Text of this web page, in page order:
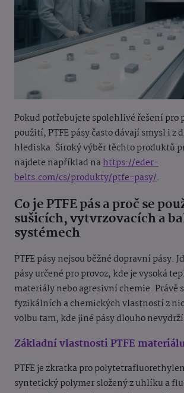
Pokud potřebujete spolehlivé řešení pro
použití, PTFE pásy často dávají smysl i z
hlediska. Široký výběr těchto produktů
najdete například nahttps://eder-
belts.com/cs/produkty/ptfe-pasy/.
Co je PTFE pás a proč se
sušicích, vytvrzovacích a
systémech
PTFE pásy nejsou běžné dopravní pásy.
pásy určené pro provoz, kde je vysoká
materiály nebo agresivní chemie. Právě
fyzikálních a chemických vlastností z
volbu tam, kde jiné pásy dlouho
Základní vlastnosti PTFE
PTFE je zkratka pro
syntetický polymer složený z uhlíku a